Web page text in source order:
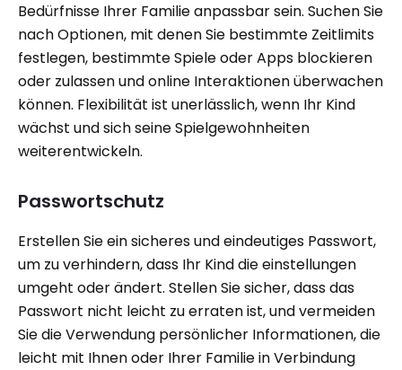
Bedürfnisse Ihrer Familie anpassbar sein. Suchen Sie
nach Optionen, mit denen Sie bestimmte Zeitlimits
festlegen, bestimmte Spiele oder Apps blockieren
oder zulassen und online Interaktionen überwachen
können. Flexibilität ist unerlässlich, wenn Ihr Kind
wächst und sich seine Spielgewohnheiten
weiterentwickeln.
Passwortschutz
Erstellen Sie ein sicheres und eindeutiges Passwort,
um zu verhindern, dass Ihr Kind die einstellungen
umgeht oder ändert. Stellen Sie sicher, dass das
Passwort nicht leicht zu erraten ist, und vermeiden
Sie die Verwendung persönlicher Informationen, die
leicht mit Ihnen oder Ihrer Familie in Verbindung